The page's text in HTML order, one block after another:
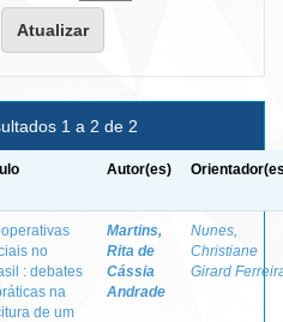
1 a 2 de 2
Autor(es)
no
: debates
na
de um
Martins,
Rita de
Cássia
Andrade
Nunes,
Christiane
Girard